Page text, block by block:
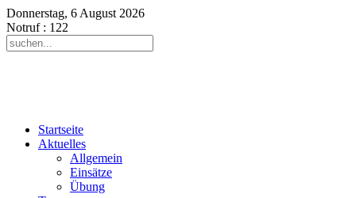
Donnerstag, 6 August 2026
Notruf: 122
Startseite
Aktuelles
Allgemein
Einsätze
Übung